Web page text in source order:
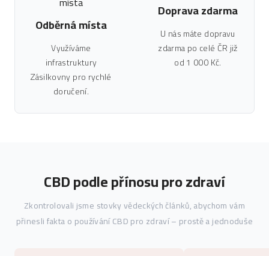
Odběrná místa
Využíváme
infrastruktury
Zásilkovny pro rychlé
doručení.
Doprava zdarma
U nás máte dopravu
zdarma po celé ČR již
od 1 000 Kč.
CBD podle přínosu pro zdraví
Zkontrolovali jsme stovky vědeckých článků, abychom vám
přinesli fakta o používání CBD pro zdraví – prostě a jednoduše